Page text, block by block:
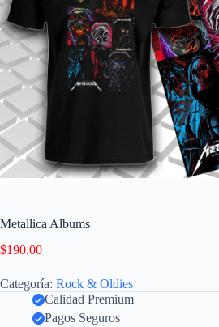
Metallica Albums
$190.00
Categoría: Rock & Oldies
Calidad Premium
Pagos Seguros